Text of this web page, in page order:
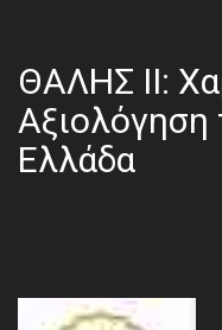
ΘΑΛΗΣ ΙΙ:
Ελλάδα